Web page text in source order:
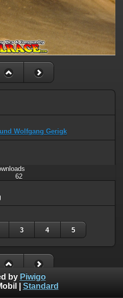
Wolfgang Gerigk
62
3 4 5
by Piwigo
Standard